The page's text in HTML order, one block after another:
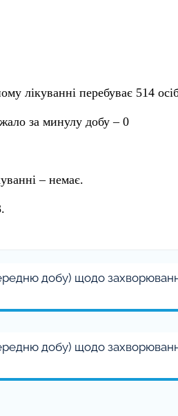
лікуванні перебуває 514
за минулу добу – 0
– немає.
добу) щодо
добу) щодо